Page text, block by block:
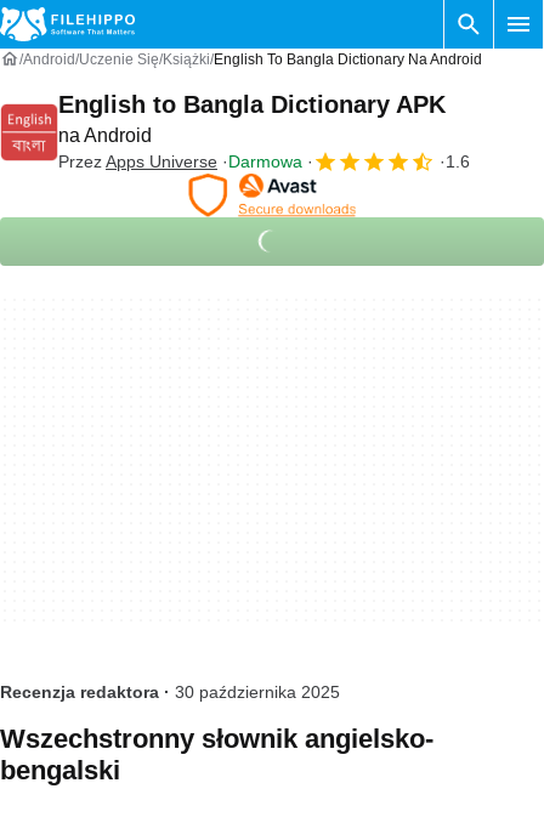
Android Uczenie Się Książki English To Bangla Dictionary Na Android
English to Bangla Dictionary APK
na Android
PrzezApps Universe Darmowa 1.6
Recenzja redaktora · 30 października 2025
Wszechstronny słownik angielsko-
bengalski